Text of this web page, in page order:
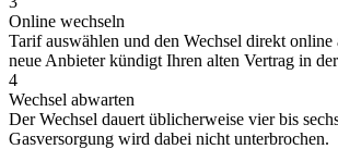
Online wechseln
Tarif auswählen und den Wechsel direkt online
neue Anbieter kündigt Ihren alten Vertrag in
4
Wechsel abwarten
Der Wechsel dauert üblicherweise vier bis
Gasversorgung wird dabei nicht unterbrochen.